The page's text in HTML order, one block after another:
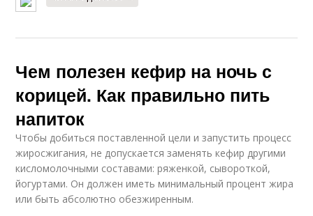
Чем полезен кефир на ночь с
корицей. Как правильно пить
напиток
Чтобы добиться поставленной цели и запустить процесс
жиросжигания, не допускается заменять кефир другими
кисломолочными составами: ряженкой, сывороткой,
йогуртами. Он должен иметь минимальный процент жира
или быть абсолютно обезжиренным.